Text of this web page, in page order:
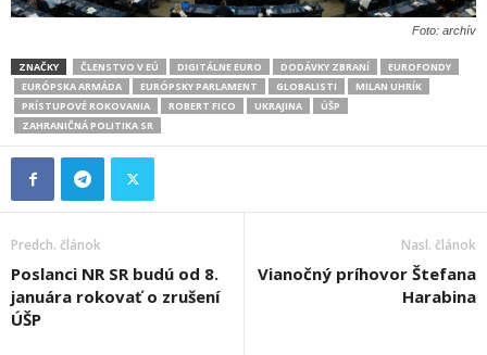
Foto: archív
ZNAČKY ČLENSTVO V EÚ DIGITÁLNE EURO DODÁVKY ZBRANÍ
EUROFONDY
EURÓPSKA ARMÁDA
EURÓPSKY PARLAMENT GLOBALISTI
MILAN UHRÍK
PRÍSTUPOVÉ ROKOVANIA
ROBERT FICO UKRAJINA
ÚŠP
ZAHRANIČNÁ POLITIKA SR
Predch. článok
Poslanci NR SR budú od 8.
januára rokovať o zrušení
ÚŠP
Nasl. článok
Vianočný príhovor Štefana
Harabina